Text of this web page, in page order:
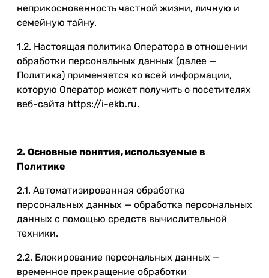
неприкосновенность частной жизни, личную и
семейную тайну.
1.2. Настоящая политика Оператора в отношении
обработки персональных данных (далее —
Политика) применяется ко всей информации,
которую Оператор может получить о посетителях
веб-сайта https://i-ekb.ru.
2. Основные понятия, используемые в
Политике
2.1. Автоматизированная обработка
персональных данных — обработка персональных
данных с помощью средств вычислительной
техники.
2.2. Блокирование персональных данных —
временное прекращение обработки